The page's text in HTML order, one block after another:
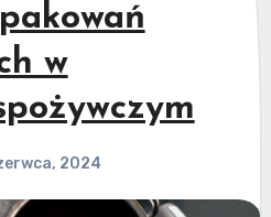
w
2024